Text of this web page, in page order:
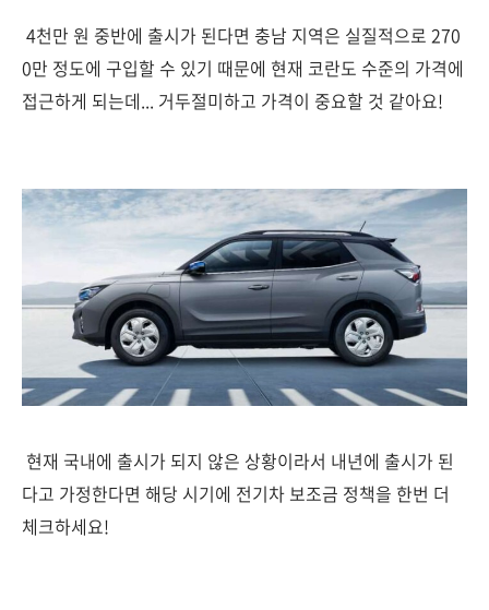
4천만 원 중반에 출시가 된다면 충남 지역은 실질적으로 270
0만 정도에 구입할 수 있기 때문에 현재 코란도 수준의 가격에
접근하게 되는데... 거두절미하고 가격이 중요할 것 같아요!
현재 국내에 출시가 되지 않은 상황이라서 내년에 출시가 된
다고 가정한다면 해당 시기에 전기차 보조금 정책을 한번 더
체크하세요!